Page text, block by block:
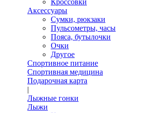
Кроссовки
Аксессуары
Сумки, рюкзаки
Пульсометры, часы
Пояса, бутылочки
Очки
Другое
Спортивное питание
Спортивная медицина
Подарочная карта
|
Лыжные гонки
Лыжи